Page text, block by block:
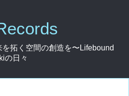
拓く空間の創造を〜Lifebound
の日々